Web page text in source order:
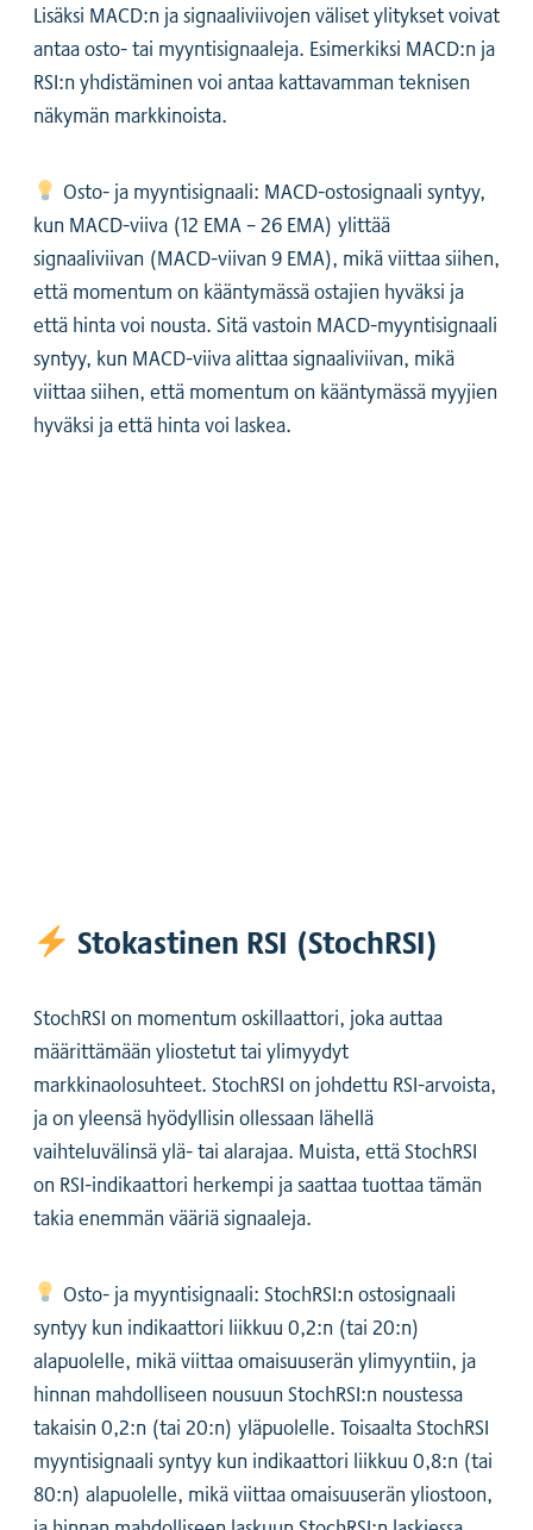
Lisäksi MACD:n ja signaaliviivojen väliset ylitykset voivat
antaa osto- tai myyntisignaaleja. Esimerkiksi MACD:n ja
RSI:n yhdistäminen voi antaa kattavamman teknisen
näkymän markkinoista.
Osto- ja myyntisignaali: MACD-ostosignaali syntyy,
kun MACD-viiva (12 EMA – 26 EMA) ylittää
signaaliviivan (MACD-viivan 9 EMA), mikä viittaa siihen,
että momentum on kääntymässä ostajien hyväksi ja
että hinta voi nousta. Sitä vastoin MACD-myyntisignaali
syntyy, kun MACD-viiva alittaa signaaliviivan, mikä
viittaa siihen, että momentum on kääntymässä myyjien
hyväksi ja että hinta voi laskea.
Stokastinen RSI (StochRSI)
StochRSI on momentum oskillaattori, joka auttaa
määrittämään yliostetut tai ylimyydyt
markkinaolosuhteet. StochRSI on johdettu RSI-arvoista,
ja on yleensä hyödyllisin ollessaan lähellä
vaihteluvälinsä ylä- tai alarajaa. Muista, että StochRSI
on RSI-indikaattori herkempi ja saattaa tuottaa tämän
takia enemmän vääriä signaaleja.
Osto- ja myyntisignaali: StochRSI:n ostosignaali
syntyy kun indikaattori liikkuu 0,2:n (tai 20:n)
alapuolelle, mikä viittaa omaisuuserän ylimyyntiin, ja
hinnan mahdolliseen nousuun StochRSI:n noustessa
takaisin 0,2:n (tai 20:n) yläpuolelle. Toisaalta StochRSI
myyntisignaali syntyy kun indikaattori liikkuu 0,8:n (tai
80:n) alapuolelle, mikä viittaa omaisuuserän yliostoon,